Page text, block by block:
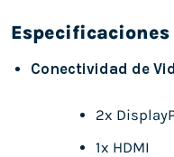
Especificaciones
Conectividad de
2x
1x HDMI